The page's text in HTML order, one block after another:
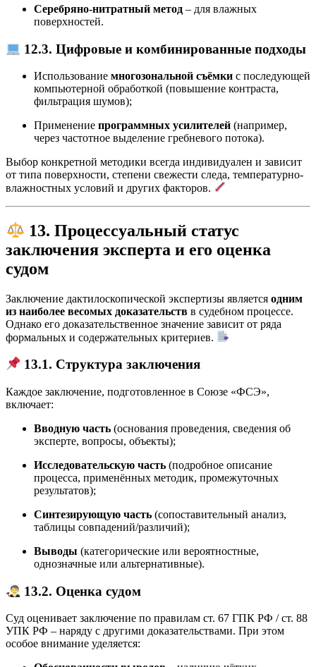
Серебряно-нитратный метод – для влажных
поверхностей.
12.3. Цифровые и комбинированные подходы
Использование многозональной съёмки с последующей
компьютерной обработкой (повышение контраста,
фильтрация шумов);
Применение программных усилителей (например,
через частотное выделение гребневого потока).
Выбор конкретной методики всегда индивидуален и зависит
от типа поверхности, степени свежести следа, температурно-
влажностных условий и других факторов.
13. Процессуальный статус
заключения эксперта и его оценка
судом
Заключение дактилоскопической экспертизы является одним
из наиболее весомых доказательств в судебном процессе.
Однако его доказательственное значение зависит от ряда
формальных и содержательных критериев.
13.1. Структура заключения
Каждое заключение, подготовленное в Союзе «ФСЭ»,
включает:
Вводную часть (основания проведения, сведения об
эксперте, вопросы, объекты);
Исследовательскую часть (подробное описание
процесса, применённых методик, промежуточных
результатов);
Синтезирующую часть (сопоставительный анализ,
таблицы совпадений/различий);
Выводы (категорические или вероятностные,
однозначные или альтернативные).
13.2. Оценка судом
Суд оценивает заключение по правилам ст. 67 ГПК РФ / ст. 88
УПК РФ – наряду с другими доказательствами. При этом
особое внимание уделяется: